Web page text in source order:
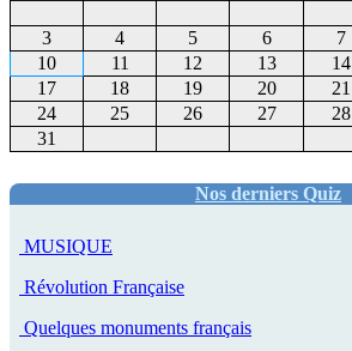
3
4 5 6 7
10
11 12 13 14
17
18 19 20 21
24
25 26 27 28
31
Nos derniers Quiz
MUSIQUE
Révolution Française
Quelques monuments français